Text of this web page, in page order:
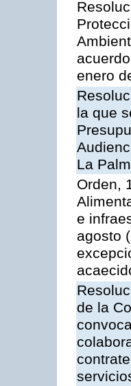
enero
la que
La
Orden,
e
agosto
de la